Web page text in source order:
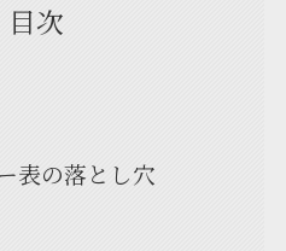
目次
表の落とし穴